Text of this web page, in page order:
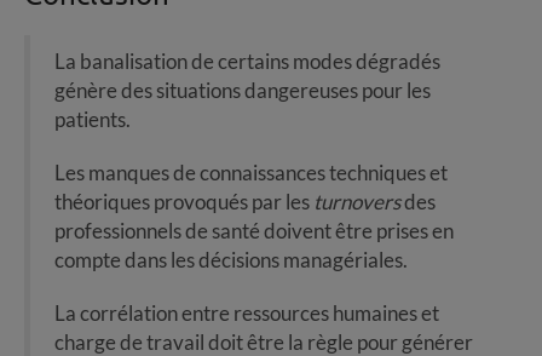
La banalisation de certains modes dégradés
génère des situations dangereuses pour les
patients.
Les manques de connaissances techniques et
théoriques provoqués par les turnoversdes
professionnels de santé doivent être prises en
compte dans les décisions managériales.
La corrélation entre ressources humaines et
charge de travail doit être la règle pour générer